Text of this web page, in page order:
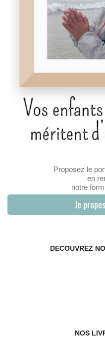
Proposez le
en
notre
Je
DÉCOUVREZ
NOS